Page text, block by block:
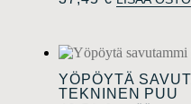
YÖPÖYTÄ
TEKNINEN PUU